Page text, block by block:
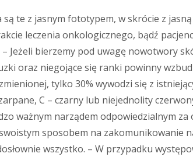
te z jasnym fototypem, w skrócie z
leczenia onkologicznego, bądź
– Jeżeli bierzemy pod uwagę nowotwory
oraz niegojące się ranki powinny
tylko 30% wywodzi się z
C – czarny lub niejednolity
ważnym narządem odpowiedzialnym
sposobem na zakomunikowanie
wszystko. – W przypadku